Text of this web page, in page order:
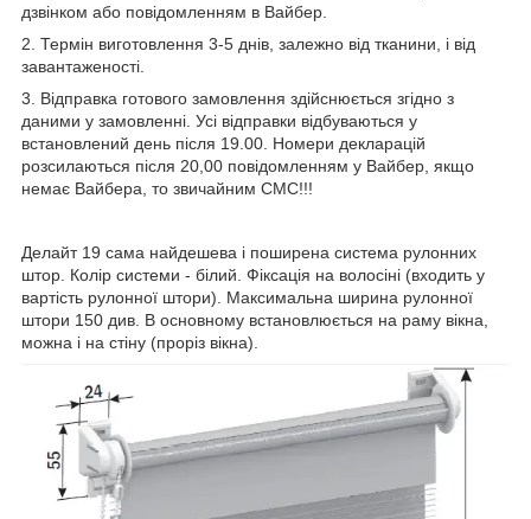
дзвінком або повідомленням в Вайбер.
2. Термін виготовлення 3-5 днів, залежно від тканини, і від
завантаженості.
3. Відправка готового замовлення здійснюється згідно з
даними у замовленні. Усі відправки відбуваються у
встановлений день після 19.00. Номери декларацій
розсилаються після 20,00 повідомленням у Вайбер, якщо
немає Вайбера, то звичайним СМС!!!
Делайт 19 сама найдешева і поширена система рулонних
штор. Колір системи - білий. Фіксація на волосіні (входить у
вартість рулонної штори). Максимальна ширина рулонної
штори 150 див. В основному встановлюється на раму вікна,
можна і на стіну (проріз вікна).